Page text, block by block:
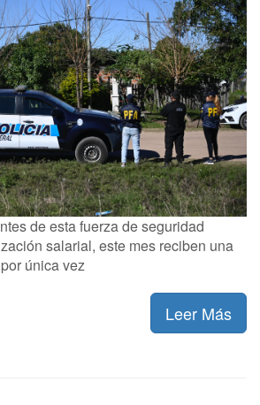
de esta fuerza de seguridad
salarial, este mes reciben una
única vez
Leer Más